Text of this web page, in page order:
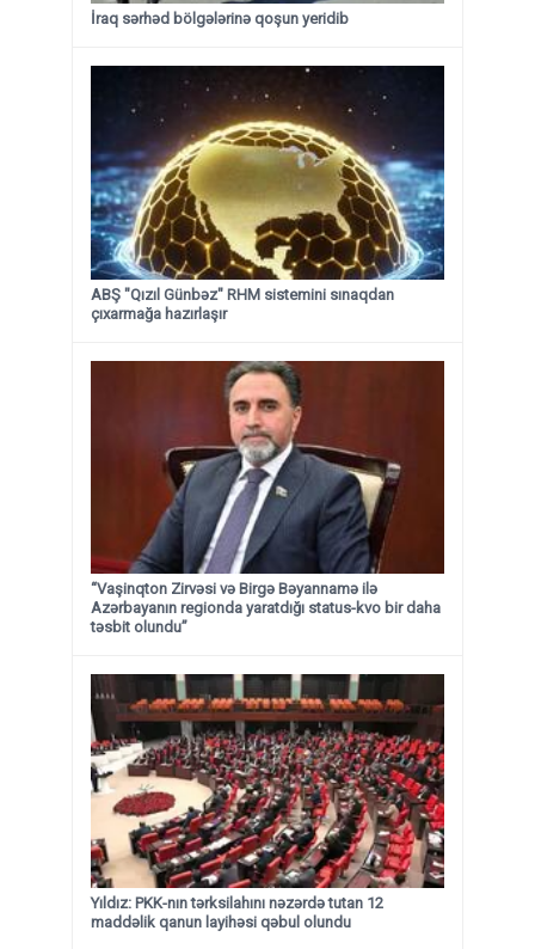
İraq sərhəd bölgələrinə qoşun yeridib
ABŞ "Qızıl Günbəz" RHM sistemini sınaqdan
çıxarmağa hazırlaşır
“Vaşinqton Zirvəsi və Birgə Bəyannamə ilə
Azərbayanın regionda yaratdığı status-kvo bir daha
təsbit olundu”
Yıldız: PKK-nın tərksilahını nəzərdə tutan 12
maddəlik qanun layihəsi qəbul olundu ​​​​​​​